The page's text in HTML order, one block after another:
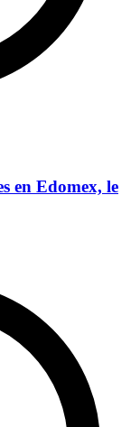
en Edomex, le